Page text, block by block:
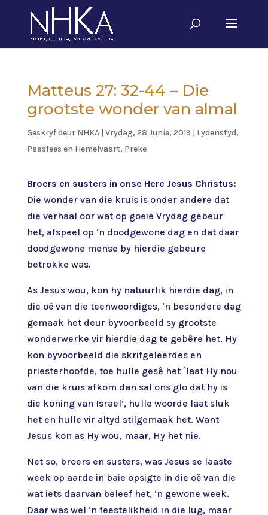
Matteus 27: 32-44 – Die
grootste wonder van almal
Geskryf deur NHKA| Vrydag, 28 Junie, 2019 | Lydenstyd,
Paasfees en Hemelvaart, Preke
Broers en susters in onse Here Jesus Christus:
Die wonder van die kruis is onder andere dat
die verhaal oor wat op goeie Vrydag gebeur
het, afspeel op ‘n doodgewone dag en dat daar
doodgewone mense by hierdie gebeure
betrokke was.
As Jesus wou, kon hy natuurlik hierdie dag, in
die oë van die teenwoordiges, ‘n besondere dag
gemaak het deur byvoorbeeld sy grootste
wonderwerke vir hierdie dag te gebêre het. Hy
kon byvoorbeeld die skrifgeleerdes en
priesterhoofde, toe hulle gesê het `laat Hy nou
van die kruis afkom dan sal ons glo dat hy is
die koning van Israel’, hulle woorde laat sluk
het en hulle vir altyd stilgemaak het. Want
Jesus kon as Hy wou, maar, Hy het nie.
Net so, broers en susters, was Jesus se laaste
week op aarde in baie opsigte in die oë van die
wat iets daarvan beleef het, ‘n gewone week.
Daar was wel ‘n feestelikheid in die lug, maar